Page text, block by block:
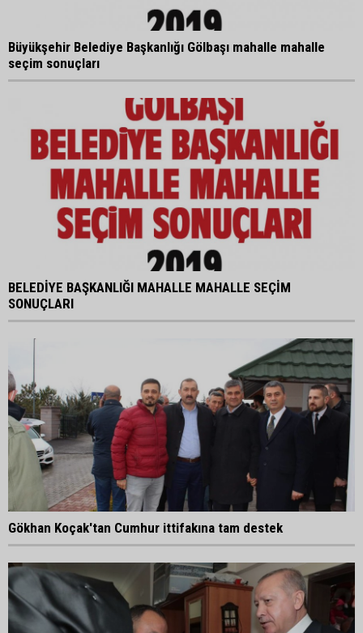
Büyükşehir Belediye Başkanlığı Gölbaşı mahalle mahalle
seçim sonuçları
BELEDİYE BAŞKANLIĞI MAHALLE MAHALLE SEÇİM
SONUÇLARI
Gökhan Koçak'tan Cumhur ittifakına tam destek